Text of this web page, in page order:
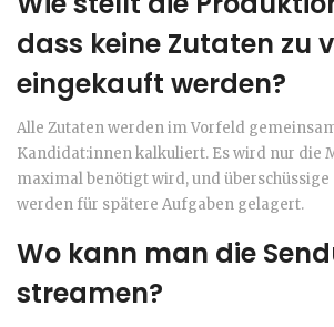
dass keine Zutaten zu
eingekauft werden?
Alle Zutaten werden im Vorfeld
Kandidat:innen kalkuliert. Es wird nur die
maximal benötigt wird, und
werden für spätere Aufgaben gelagert.
Wo kann man die
streamen?